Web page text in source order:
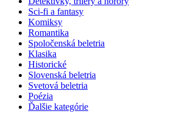
Sci-fi a fantasy
Komiksy
Romantika
Spoločenská beletria
Klasika
Historické
Slovenská beletria
Svetová beletria
Poézia
Ďalšie kategórie